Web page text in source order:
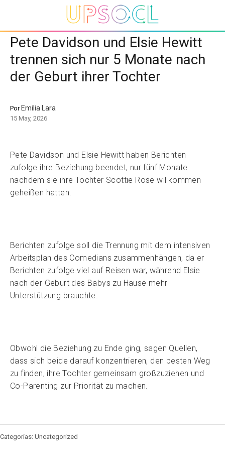
Pete Davidson und Elsie Hewitt
trennen sich nur 5 Monate nach
der Geburt ihrer Tochter
Por Emilia Lara
15 May, 2026
Pete Davidson und Elsie Hewitt haben Berichten
zufolge ihre Beziehung beendet, nur fünf Monate
nachdem sie ihre Tochter Scottie Rose willkommen
geheißen hatten.
Berichten zufolge soll die Trennung mit dem intensiven
Arbeitsplan des Comedians zusammenhängen, da er
Berichten zufolge viel auf Reisen war, während Elsie
nach der Geburt des Babys zu Hause mehr
Unterstützung brauchte.
Obwohl die Beziehung zu Ende ging, sagen Quellen,
dass sich beide darauf konzentrieren, den besten Weg
zu finden, ihre Tochter gemeinsam großzuziehen und
Co-Parenting zur Priorität zu machen.
Categorías: Uncategorized